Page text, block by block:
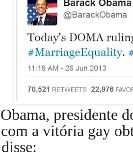
presidente
a vitória gay